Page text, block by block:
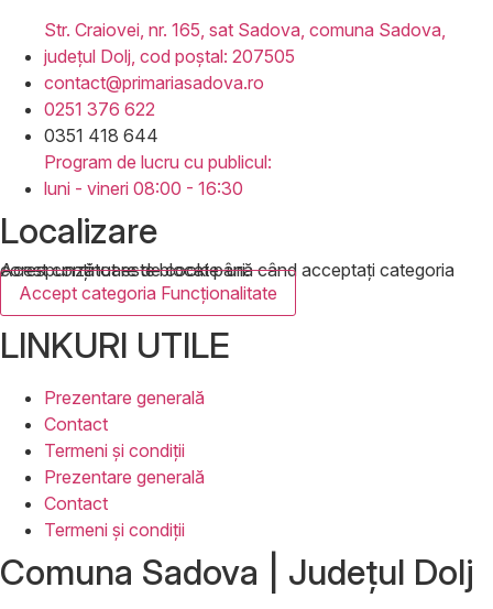
Str. Craiovei, nr. 165, sat Sadova, comuna Sadova,
județul Dolj, cod poștal: 207505
contact@primariasadova.ro
0251 376 622
0351 418 644
Program de lucru cu publicul:
luni - vineri 08:00 - 16:30
Localizare
Acest conținut este blocat până când acceptați categoria corespunzătoare de cookie-uri.
Accept categoria Funcționalitate
LINKURI UTILE
Prezentare generală
Contact
Termeni și condiții
Prezentare generală
Contact
Termeni și condiții
Comuna Sadova | Județul Dolj